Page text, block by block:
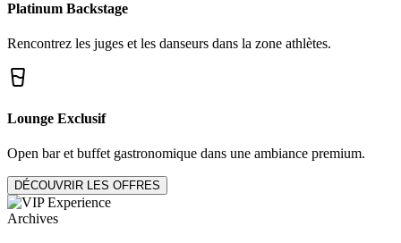
Platinum Backstage
Rencontrez les juges et les danseurs dans la zone athlètes.
Lounge Exclusif
Open bar et buffet gastronomique dans une ambiance premium.
DÉCOUVRIR LES OFFRES
Archives